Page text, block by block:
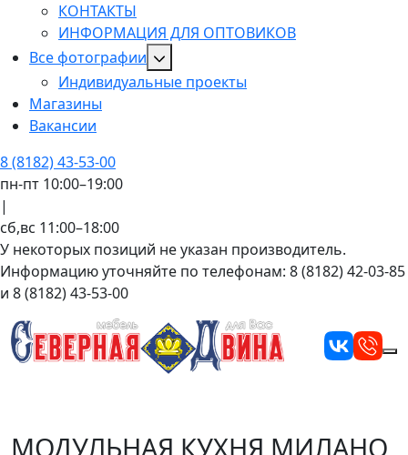
КОНТАКТЫ
ИНФОРМАЦИЯ ДЛЯ ОПТОВИКОВ
Все фотографии
Индивидуальные проекты
Магазины
Вакансии
8 (8182) 43-53-00
пн-пт 10:00–19:00
|
сб,вс 11:00–18:00
У некоторых позиций не указан производитель.
Информацию уточняйте по телефонам: 8 (8182) 42-03-85
и 8 (8182) 43-53-00
МОДУЛЬНАЯ КУХНЯ МИЛАНО